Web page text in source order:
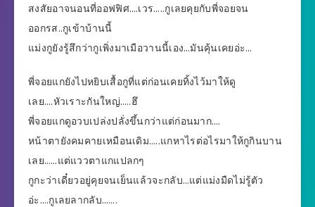
สงสัยอาจนอนที่ออฟฟิศ….เวร…..กูเลยคุยกับพี่จอยจน
ออกรส..กูเข้าบ้านนี้
แม่งกูยังรู้สึกว่ากูเพิ่งมาเมือวานนี้เอง…มันคุ้นเคยอ่ะ…
พี่จอยแกยังไปหยิบเสื้อกูที่แต่ก่อนเคยทิ้งไว้มาให้ดู
เลย….หัวเราะกันใหญ่…..ฮึ
พี่จอยแกดูอวบเปล่งปลั่งขึ้นกว่าแต่ก่อนมาก….
หน้าตายังคมคายเหมือนเดิม…..แกหาไรต่อไรมาให้กูกินบาน
เลย……แต่แววตาแกแปลกๆ
กูกะว่าเดี๋ยวอยู่คุยจนเย็นแล้วจะกลับ…แต่แม่งมืดไม่รู้ตัว
อ่ะ….กูเลยลากลับ…….